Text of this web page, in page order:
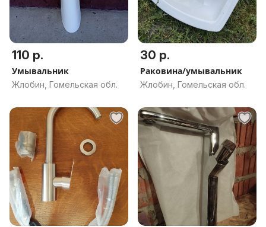
110 р.
Умывальник
Жлобин, Гомельская обл.
30 р.
Раковина/умывальник
Жлобин, Гомельская обл.